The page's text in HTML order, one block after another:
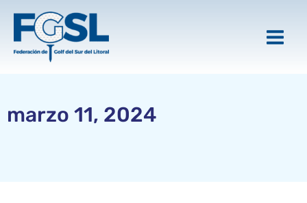
contenido
marzo 11, 2024